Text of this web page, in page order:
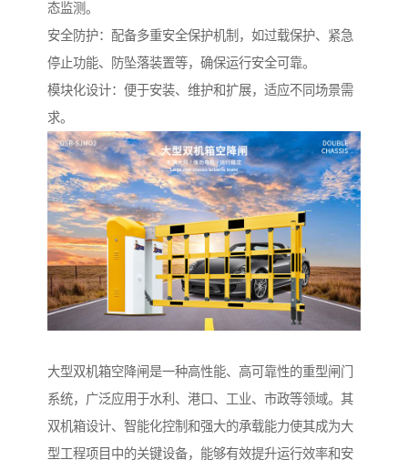
态监测。
安全防护：配备多重安全保护机制，如过载保护、紧急
停止功能、防坠落装置等，确保运行安全可靠。
模块化设计：便于安装、维护和扩展，适应不同场景需
求。
大型双机箱空降闸是一种高性能、高可靠性的重型闸门
系统，广泛应用于水利、港口、工业、市政等领域。其
双机箱设计、智能化控制和强大的承载能力使其成为大
型工程项目中的关键设备，能够有效提升运行效率和安